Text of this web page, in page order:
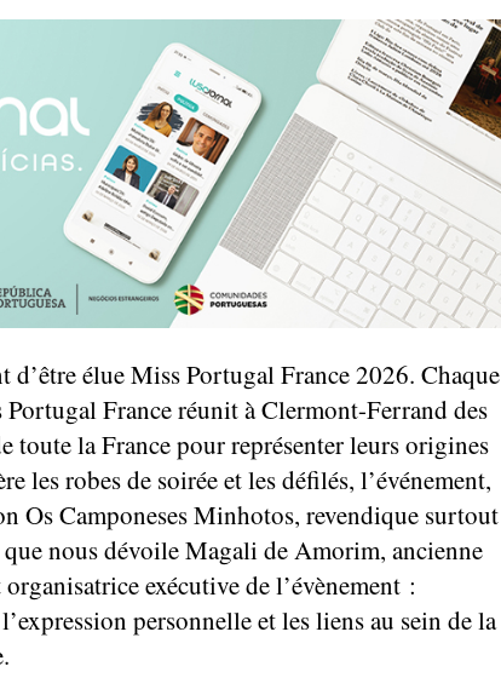
élue Miss Portugal France 2026. Chaque
France réunit à Clermont-Ferrand des
toute la France pour représenter leurs origines
les robes de soirée et les défilés, l’événement,
Os Camponeses Minhotos, revendique surtout
nous dévoile Magali de Amorim, ancienne
exécutive de l’évènement :
personnelle et les liens au sein de la